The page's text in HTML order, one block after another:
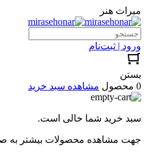
میراث هنر
ورود | ثبت‌نام
بستن
0 محصول
مشاهده سبد خرید
سبد خرید شما خالی است.
جهت مشاهده محصولات بیشتر به